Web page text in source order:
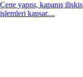
Çene yapısı, kapanış
işlemleri kapsar....